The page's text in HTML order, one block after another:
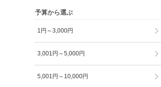
予算から選ぶ
1円～3,000円
3,001円～5,000円
5,001円～10,000円